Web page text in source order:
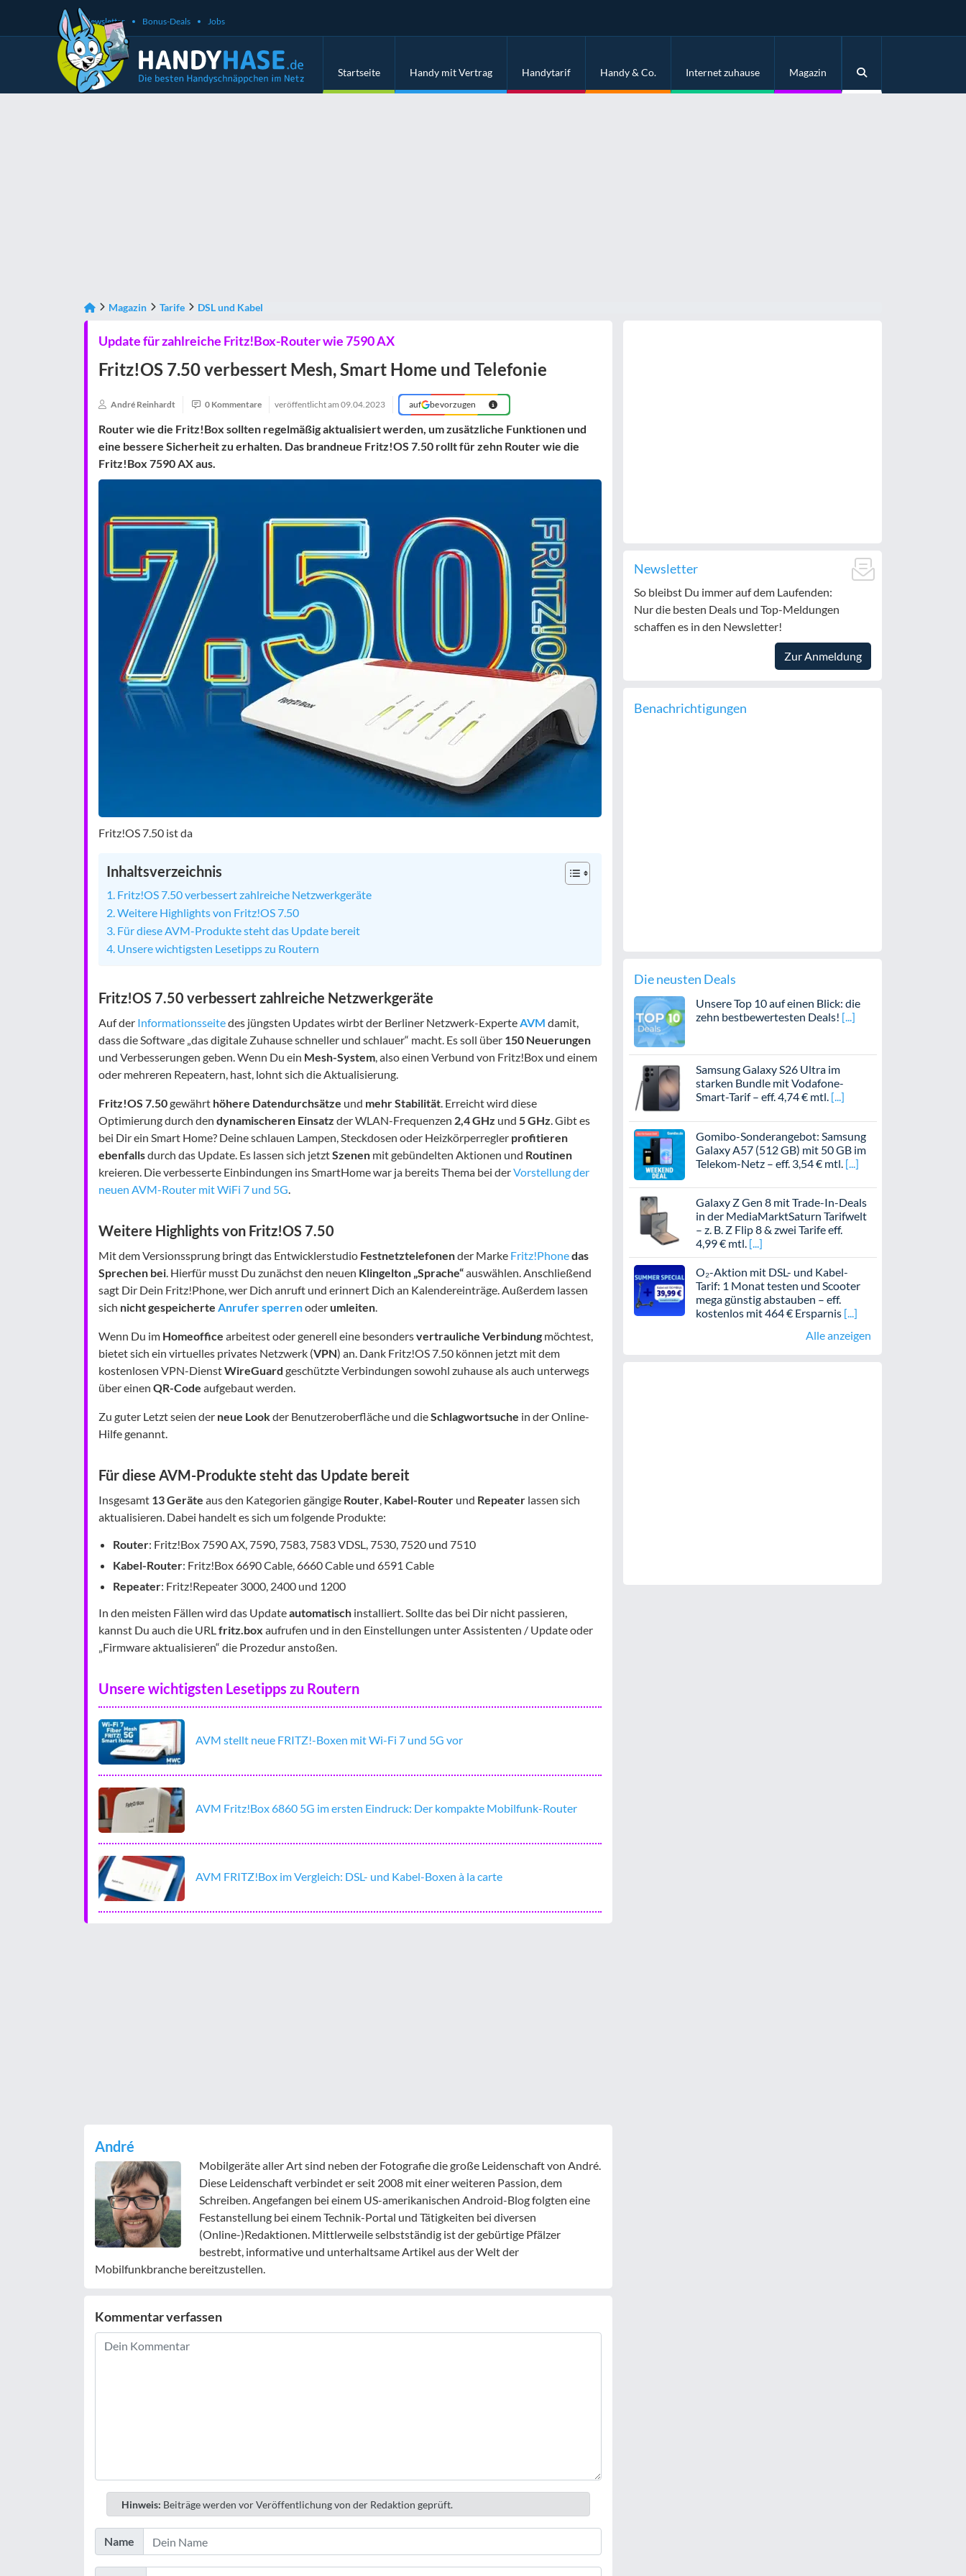
Newsletter Bonus-Deals Jobs
Startseite Handy mit Vertrag Handytarif Handy & Co. Internet zuhause Magazin
Magazin Tarife DSL und Kabel
Update für zahlreiche Fritz!Box-Router wie 7590 AX
Fritz!OS 7.50 verbessert Mesh, Smart Home und Telefonie
André Reinhardt 0 Kommentare veröffentlicht am 09.04.2023 auf bevorzugen
Router wie die Fritz!Box sollten regelmäßig aktualisiert werden, umzusätzliche Funktionen und
eine bessere Sicherheitzu erhalten. Das brandneue Fritz!OS 7.50 rollt für zehn Router wie die
Fritz!Box 7590 AXaus.
Fritz!OS 7.50 ist da
Inhaltsverzeichnis
Fritz!OS 7.50 verbessert zahlreiche Netzwerkgeräte
Weitere Highlights von Fritz!OS 7.50
Für diese AVM-Produkte steht das Update bereit
Unsere wichtigsten Lesetipps zu Routern
Fritz!OS 7.50 verbessert zahlreiche Netzwerkgeräte
Auf der Informationsseitedes jüngsten Updates wirbt der Berliner Netzwerk-ExperteAVM damit,
dass die Software „das digitale Zuhause schneller und schlauer“ macht. Es soll über 150 Neuerungen
und Verbesserungen geben. Wenn Du ein Mesh-System, also einen Verbund von Fritz!Box und einem
oder mehreren Repeatern, hast, lohnt sich die Aktualisierung.
Fritz!OS 7.50gewährt höhere Datendurchsätze und mehr Stabilität. Erreicht wird diese
Optimierung durch den dynamischeren Einsatz der WLAN-Frequenzen 2,4 GHz und 5 GHz. Gibt es
bei Dir ein Smart Home? Deine schlauen Lampen, Steckdosen oder Heizkörperregler profitieren
ebenfallsdurch das Update. Es lassen sich jetztSzenen mit gebündelten Aktionen und Routinen
kreieren. Die verbesserte Einbindungen ins SmartHome war ja bereits Thema bei derVorstellung der
neuen AVM-Router mit WiFi 7 und 5G.
Weitere Highlights von Fritz!OS 7.50
Mit dem Versionssprung bringt das Entwicklerstudio Festnetztelefonender Marke Fritz!Phonedas
Sprechen bei. Hierfür musst Du zunächst den neuen Klingelton „Sprache“auswählen. Anschließend
sagt Dir Dein Fritz!Phone, wer Dich anruft und erinnert Dich an Kalendereinträge. Außerdem lassen
sich nicht gespeicherte Anrufer sperrenoder umleiten.
Wenn Du im Homeoffice arbeitest oder generell eine besondersvertrauliche Verbindung möchtest,
bietet sich ein virtuelles privates Netzwerk (VPN) an. Dank Fritz!OS 7.50 können jetzt mit dem
kostenlosen VPN-DienstWireGuard geschützte Verbindungen sowohl zuhause als auch unterwegs
über einen QR-Code aufgebaut werden.
Zu guter Letzt seien der neue Lookder Benutzeroberfläche und dieSchlagwortsuche in der Online-
Hilfe genannt.
Für diese AVM-Produkte steht das Update bereit
Insgesamt 13 Geräte aus den Kategorien gängige Router, Kabel-Router und Repeater lassen sich
aktualisieren. Dabei handelt es sich um folgende Produkte:
Router: Fritz!Box 7590 AX, 7590, 7583, 7583 VDSL, 7530, 7520 und 7510
Kabel-Router: Fritz!Box 6690 Cable, 6660 Cable und 6591 Cable
Repeater: Fritz!Repeater 3000, 2400 und 1200
In den meisten Fällen wird das Updateautomatisch installiert. Sollte das bei Dir nicht passieren,
kannst Du auch die URLfritz.box aufrufen und in den Einstellungen unter Assistenten / Update oder
„Firmware aktualisieren“ die Prozedur anstoßen.
Unsere wichtigsten Lesetipps zu Routern
AVM stellt neue FRITZ!-Boxen mit Wi-Fi 7 und 5G vor
AVM Fritz!Box 6860 5G im ersten Eindruck: Der kompakte Mobilfunk-Router
AVM FRITZ!Box im Vergleich: DSL- und Kabel-Boxen à la carte
André
Mobilgeräte aller Art sind neben der Fotografie die große Leidenschaft von André.
Diese Leidenschaft verbindet er seit 2008 mit einer weiteren Passion, dem
Schreiben. Angefangen bei einem US-amerikanischen Android-Blog folgten eine
Festanstellung bei einem Technik-Portal und Tätigkeiten bei diversen
(Online-)Redaktionen. Mittlerweile selbstständig ist der gebürtige Pfälzer
bestrebt, informative und unterhaltsame Artikel aus der Welt der
Mobilfunkbranche bereitzustellen.
Kommentar verfassen
Hinweis: Beiträge werden vor Veröffentlichung von der Redaktion geprüft.
Name
Newsletter
So bleibst Du immer auf dem Laufenden:
Nur die besten Deals und Top-Meldungen
schaffen es in den Newsletter!
Zur Anmeldung
Benachrichtigungen
Die neusten Deals
Unsere Top 10 auf einen Blick: die
zehn bestbewertesten Deals!
Samsung Galaxy S26 Ultra im
starken Bundle mit Vodafone-
Smart-Tarif – eff. 4,74 € mtl.
Gomibo-Sonderangebot: Samsung
Galaxy A57 (512 GB) mit 50 GB im
Telekom-Netz – eff. 3,54 € mtl.
Galaxy Z Gen 8 mit Trade-In-Deals
in der MediaMarktSaturn Tarifwelt
– z. B. Z Flip 8 & zwei Tarife eff.
4,99 € mtl.
O₂-Aktion mit DSL- und Kabel-
Tarif: 1 Monat testen und Scooter
mega günstig abstauben – eff.
kostenlos mit 464 € Ersparnis
Alle anzeigen